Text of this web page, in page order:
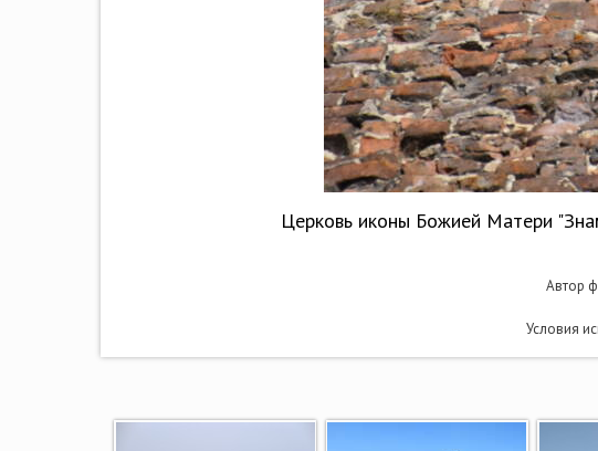
Церковь иконы Божией Матери
Автор
Условия